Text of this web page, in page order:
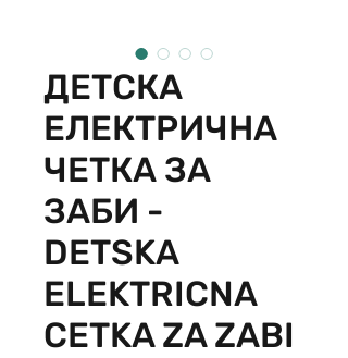
ДЕТСКА
ЕЛЕКТРИЧНА
ЧЕТКА ЗА
ЗАБИ -
DETSKA
ELEKTRICNA
CETKA ZA ZABI